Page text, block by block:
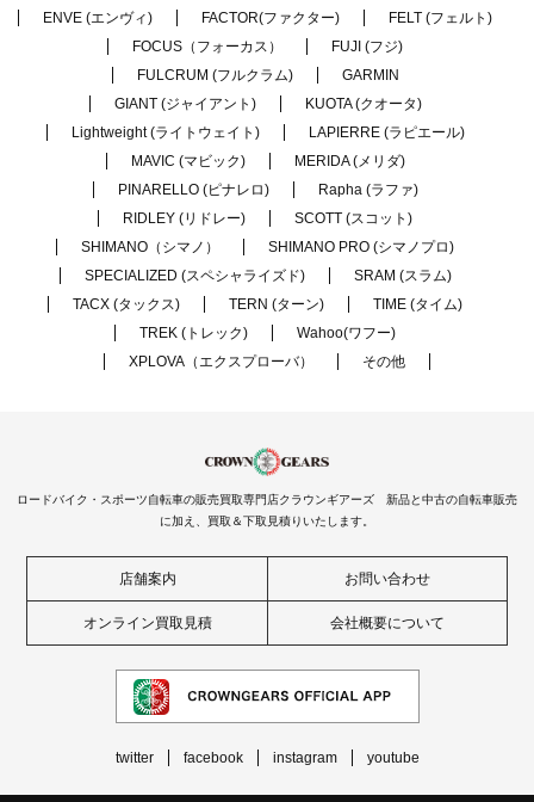
ENVE (エンヴィ)
FACTOR(ファクター)
FELT (フェルト)
FOCUS（フォーカス）
FUJI (フジ)
FULCRUM (フルクラム)
GARMIN
GIANT (ジャイアント)
KUOTA (クオータ)
Lightweight (ライトウェイト)
LAPIERRE (ラピエール)
MAVIC (マビック)
MERIDA (メリダ)
PINARELLO (ピナレロ)
Rapha (ラファ)
RIDLEY (リドレー)
SCOTT (スコット)
SHIMANO（シマノ）
SHIMANO PRO (シマノプロ)
SPECIALIZED (スペシャライズド)
SRAM (スラム)
TACX (タックス)
TERN (ターン)
TIME (タイム)
TREK (トレック)
Wahoo(ワフー)
XPLOVA（エクスプローバ）
その他
ロードバイク・スポーツ自転車の販売買取専門店クラウンギアーズ 新品と中古の自転車販売
に加え、買取＆下取見積りいたします。
店舗案内 お問い合わせ
オンライン買取見積 会社概要について
twitter facebook instagram youtube